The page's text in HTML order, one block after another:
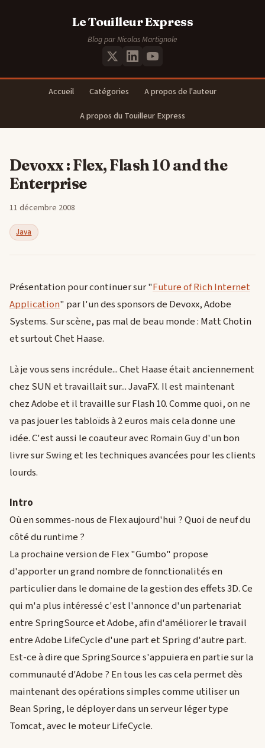
Le Touilleur Express
Blog par Nicolas Martignole
Accueil Catégories
A propos de l'auteur
A propos du Touilleur Express
Devoxx : Flex, Flash 10 and the
Enterprise
11 décembre 2008
Java
Présentation pour continuer sur "Future of Rich Internet
Application" par l'un des sponsors de Devoxx, Adobe
Systems. Sur scène, pas mal de beau monde : Matt Chotin
et surtout Chet Haase.
Là je vous sens incrédule... Chet Haase était anciennement
chez SUN et travaillait sur... JavaFX. Il est maintenant
chez Adobe et il travaille sur Flash 10. Comme quoi, on ne
va pas jouer les tabloïds à 2 euros mais cela donne une
idée. C'est aussi le coauteur avec Romain Guy d'un bon
livre sur Swing et les techniques avancées pour les clients
lourds.
Intro
Où en sommes-nous de Flex aujourd'hui ? Quoi de neuf du
côté du runtime ?
La prochaine version de Flex "Gumbo" propose
d'apporter un grand nombre de fonnctionalités en
particulier dans le domaine de la gestion des effets 3D. Ce
qui m'a plus intéressé c'est l'annonce d'un partenariat
entre SpringSource et Adobe, afin d'améliorer le travail
entre Adobe LifeCycle d'une part et Spring d'autre part.
Est-ce à dire que SpringSource s'appuiera en partie sur la
communauté d'Adobe ? En tous les cas cela permet dès
maintenant des opérations simples comme utiliser un
Bean Spring, le déployer dans un serveur léger type
Tomcat, avec le moteur LifeCycle.